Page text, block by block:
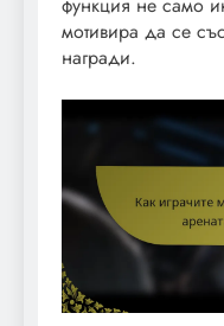
мотивира да се
награди.